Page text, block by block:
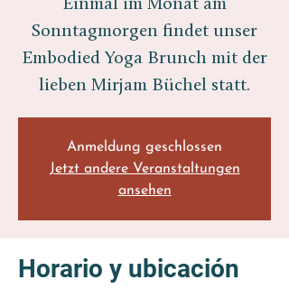
Einmal im Monat am
Sonntagmorgen findet unser
Embodied Yoga Brunch mit der
Anmeldung geschlossen
Jetzt andere Veranstaltungen
ansehen
Horario y ubicación